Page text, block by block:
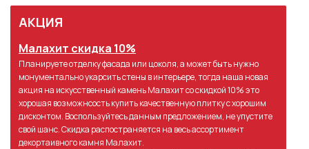
АКЦИЯ
Малахит скидка 10%
Планируете отделку фасада или цоколя, а может быть нужно
монументально укарсить стены в интерьере, тогда наша новая
акция на искусственный камень Малахит со скидкой 10% это
хорошая возможнсость купить качественную плитку с хорошим
дисконтом. Воспользуйтесь данным предложением, не упустите
свой шанс. Скидка распостраняется на весь ассортимент
декортаивного камня Малахит.